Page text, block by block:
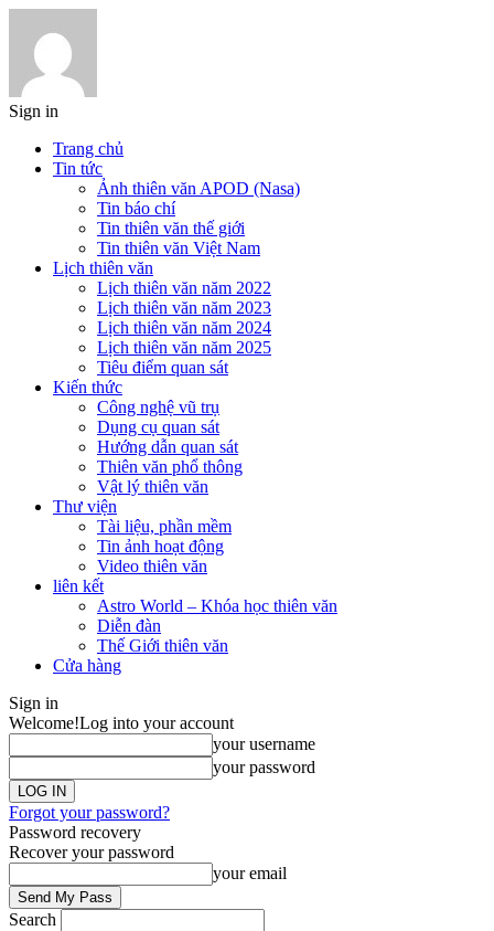
Sign in
Trang chủ
Tin tức
Ảnh thiên văn APOD (Nasa)
Tin báo chí
Tin thiên văn thế giới
Tin thiên văn Việt Nam
Lịch thiên văn
Lịch thiên văn năm 2022
Lịch thiên văn năm 2023
Lịch thiên văn năm 2024
Lịch thiên văn năm 2025
Tiêu điểm quan sát
Kiến thức
Công nghệ vũ trụ
Dụng cụ quan sát
Hướng dẫn quan sát
Thiên văn phổ thông
Vật lý thiên văn
Thư viện
Tài liệu, phần mềm
Tin ảnh hoạt động
Video thiên văn
liên kết
Astro World – Khóa học thiên văn
Diễn đàn
Thế Giới thiên văn
Cửa hàng
Sign in
Welcome!Log into your account
your username
your password
Forgot your password?
Password recovery
Recover your password
your email
Search